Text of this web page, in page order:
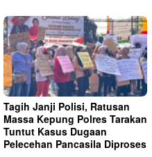
Tagih Janji Polisi, Ratusan
Massa Kepung Polres Tarakan
Tuntut Kasus Dugaan
Pelecehan Pancasila Diproses